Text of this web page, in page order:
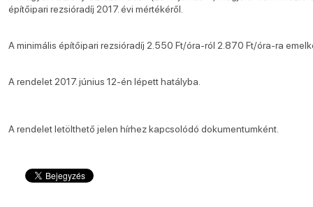
építőipari rezsióradíj 2017. évi mértékéről.
A minimális építőipari rezsióradíj 2.550 Ft/óra-ról 2.870 Ft/óra-ra
A rendelet 2017. június 12-én lépett hatályba.
A rendelet letölthető jelen hírhez kapcsolódó dokumentumként.